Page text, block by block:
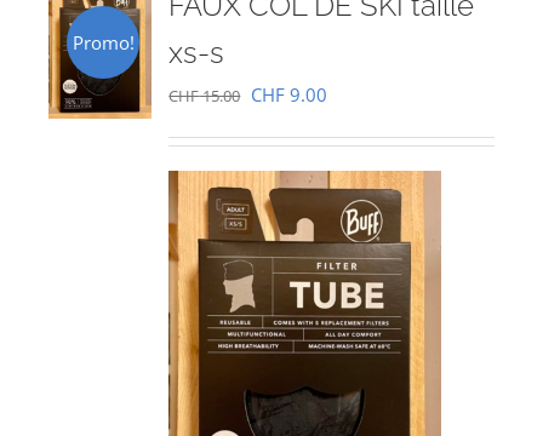
Promo!
xs-s
CHF15.00 Le
initial
était :
CHF 15.00.
CHF 9.00
actuel
est :
CHF 9.00.